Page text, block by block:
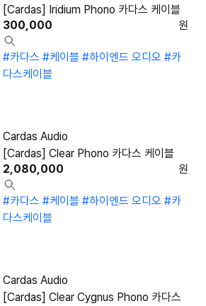
[Cardas] Iridium Phono 카다스 케이블
300,000
원
#카다스 #케이블 #하이엔드 오디오 #카
다스케이블
Cardas Audio
[Cardas] Clear Phono 카다스 케이블
2,080,000
원
#카다스 #케이블 #하이엔드 오디오 #카
다스케이블
Cardas Audio
[Cardas] Clear Cygnus Phono 카다스